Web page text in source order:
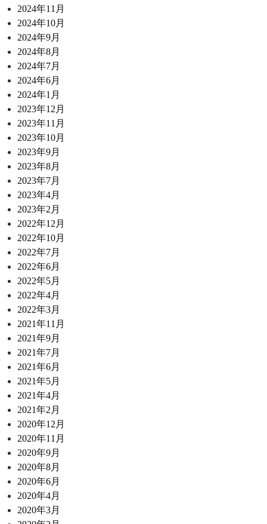
2024年11月
2024年10月
2024年9月
2024年8月
2024年7月
2024年6月
2024年1月
2023年12月
2023年11月
2023年10月
2023年9月
2023年8月
2023年7月
2023年4月
2023年2月
2022年12月
2022年10月
2022年7月
2022年6月
2022年5月
2022年4月
2022年3月
2021年11月
2021年9月
2021年7月
2021年6月
2021年5月
2021年4月
2021年2月
2020年12月
2020年11月
2020年9月
2020年8月
2020年6月
2020年4月
2020年3月